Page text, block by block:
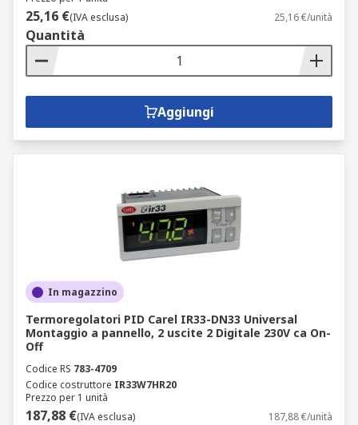
25,16 €(IVA esclusa) 25,16 €/unità
Quantità
Aggiungi
In magazzino
Termoregolatori PID Carel IR33-DN33 Universal
Montaggio a pannello, 2 uscite 2 Digitale 230V ca On-
Off
Codice RS 783-4709
Codice costruttore IR33W7HR20
Prezzo per 1 unità
187,88 €(IVA esclusa) 187,88 €/unità